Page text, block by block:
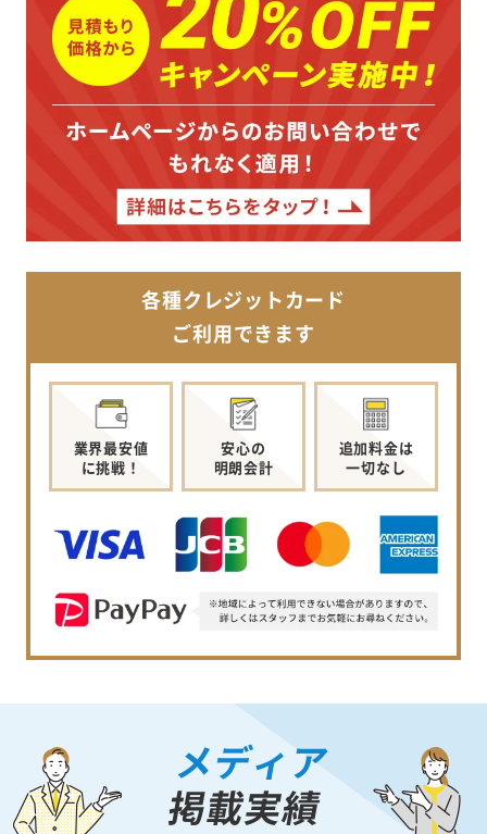
各種クレジットカード
ご利用できます
業界最安値
に挑戦！
安心の
明朗会計
追加料金は
一切なし
メディア
掲載実績